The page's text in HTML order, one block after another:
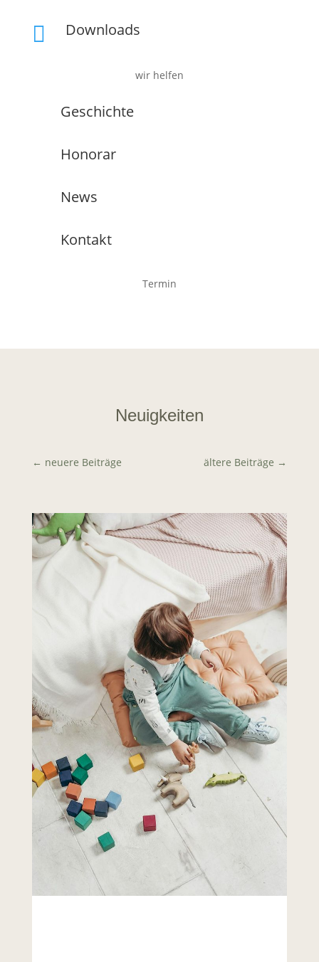
 Downloads
wir helfen
Geschichte
Honorar
News
Kontakt
Termin
Neuigkeiten
← neuere Beiträge ältere Beiträge →